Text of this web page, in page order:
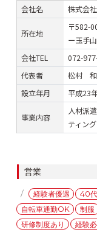
会社名 株式会
所在地
〒582-
ー玉手
会社TEL
072-
代表者
松村
設立年月
平成23
事業内容
人材派
ティング
ゴ
リ
ー
営業
タ
グ
経験者優遇 40
自転車通勤OK
制服
研修制度あり
経験